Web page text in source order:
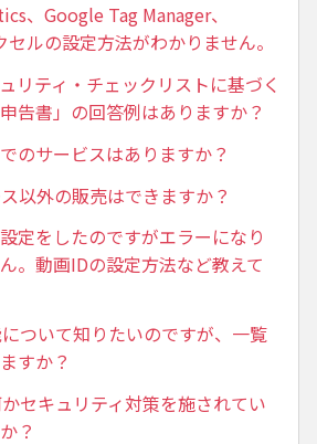
、Google Tag Manager、
ルの設定方法がわかりません。
リティ・チェックリストに基づく
告書」の回答例はありますか？
のサービスはありますか？
以外の販売はできますか？
定をしたのですがエラーになり
。動画IDの設定方法など教えて
ついて知りたいのですが、一覧
すか？
セキュリティ対策を施されてい
？